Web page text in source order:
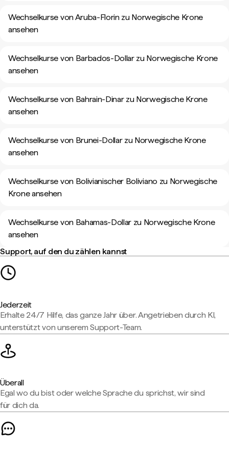
Wechselkurse von Aruba-Florin zu Norwegische Krone
ansehen
Wechselkurse von Barbados-Dollar zu Norwegische Krone
ansehen
Wechselkurse von Bahrain-Dinar zu Norwegische Krone
ansehen
Wechselkurse von Brunei-Dollar zu Norwegische Krone
ansehen
Wechselkurse von Bolivianischer Boliviano zu Norwegische
Krone ansehen
Wechselkurse von Bahamas-Dollar zu Norwegische Krone
ansehen
Support, auf den du zählen kannst
Jederzeit
Erhalte 24/7 Hilfe, das ganze Jahr über. Angetrieben durch KI,
unterstützt von unserem Support-Team.
Überall
Egal wo du bist oder welche Sprache du sprichst, wir sind
für dich da.